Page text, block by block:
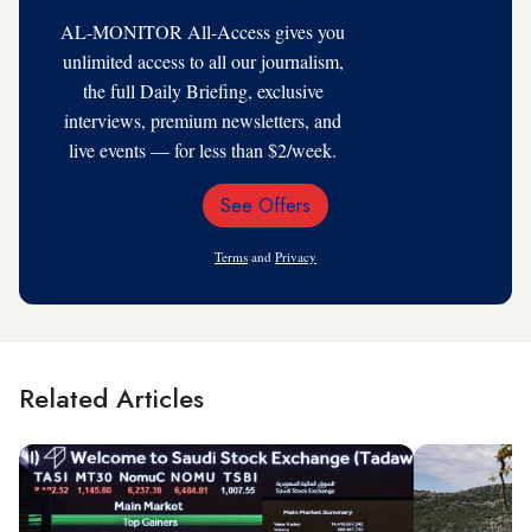
AL-MONITOR All-Access gives you
unlimited access to all our journalism,
the full Daily Briefing, exclusive
interviews, premium newsletters, and
live events — for less than $2/week.
Email
See Offers
Terms and Privacy
Related Articles